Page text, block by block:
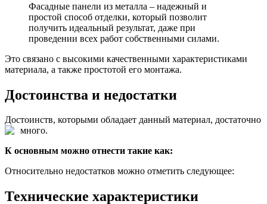
Фасадные панели из металла – надежный и
простой способ отделки, который позволит
получить идеальный результат, даже при
проведении всех работ собственными силами.
Это связано с высокими качественными характеристиками
материала, а также простотой его монтажа.
Достоинства и недостатки
Достоинств, которыми обладает данный материал, достаточно
много.
К основным можно отнести такие как:
Относительно недостатков можно отметить следующее:
Технические характеристики